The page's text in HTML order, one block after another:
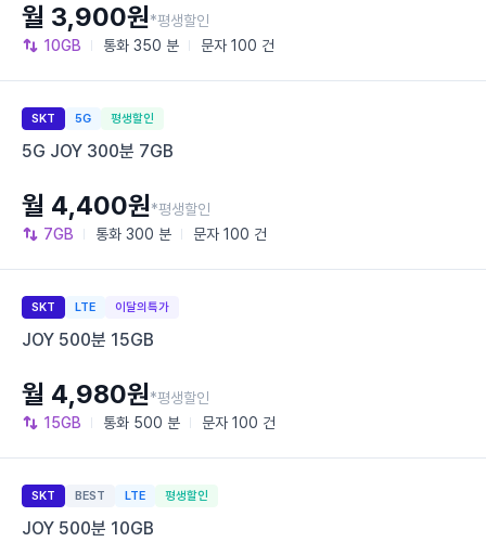
10GB 통화 350 분 문자 100 건
월 3,900원*평생할인
SKT 5G 평생할인
5G JOY 300분 7GB
7GB 통화 300 분 문자 100 건
월 4,400원*평생할인
SKT LTE 이달의특가
JOY 500분 15GB
15GB 통화 500 분 문자 100 건
월 4,980원*평생할인
SKT BEST LTE 평생할인
JOY 500분 10GB